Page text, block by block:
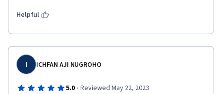
lumayan pusing banget karena emang baru kenal sama yang
kalo kita udah sering pake spreadsheets, karena disitu
biasanya kita suka bikin pernyataan bertingkat untuk
menghasilkan data tertentu kan. So Far enjoy banget dengan
sesi ini. Thank Google & Coursera!!
Helpful
I ICHFAN AJI NUGROHO
5.0 · Reviewed May 22, 2023